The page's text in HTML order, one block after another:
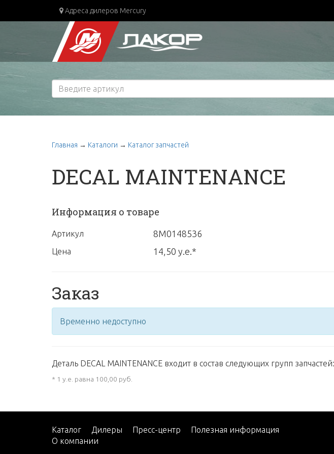
Адреса дилеров Mercury
Главная → Каталоги → Каталог запчастей
DECAL MAINTENANCE
Информация о товаре
Артикул 8M0148536
Цена 14,50 у.е.*
Заказ
Временно недоступно
Деталь DECAL MAINTENANCE входит в состав следующих групп запчастей:
* 1 у.е. равна 100,00 руб.
Каталог Дилеры Пресс-центр
Полезная информация
О компании